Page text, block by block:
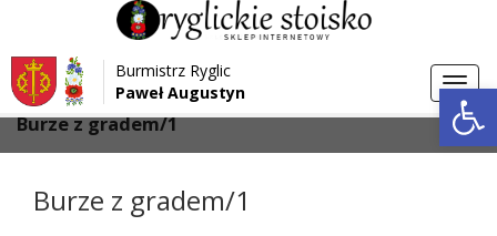
Przejdź do menu
Przejdź do głównej treści strony
Przejdź do stopki strony
Burmistrz Ryglic
Paweł Augustyn
Strona główna > Aktualności
Burze z gradem/1
Burze z gradem/1